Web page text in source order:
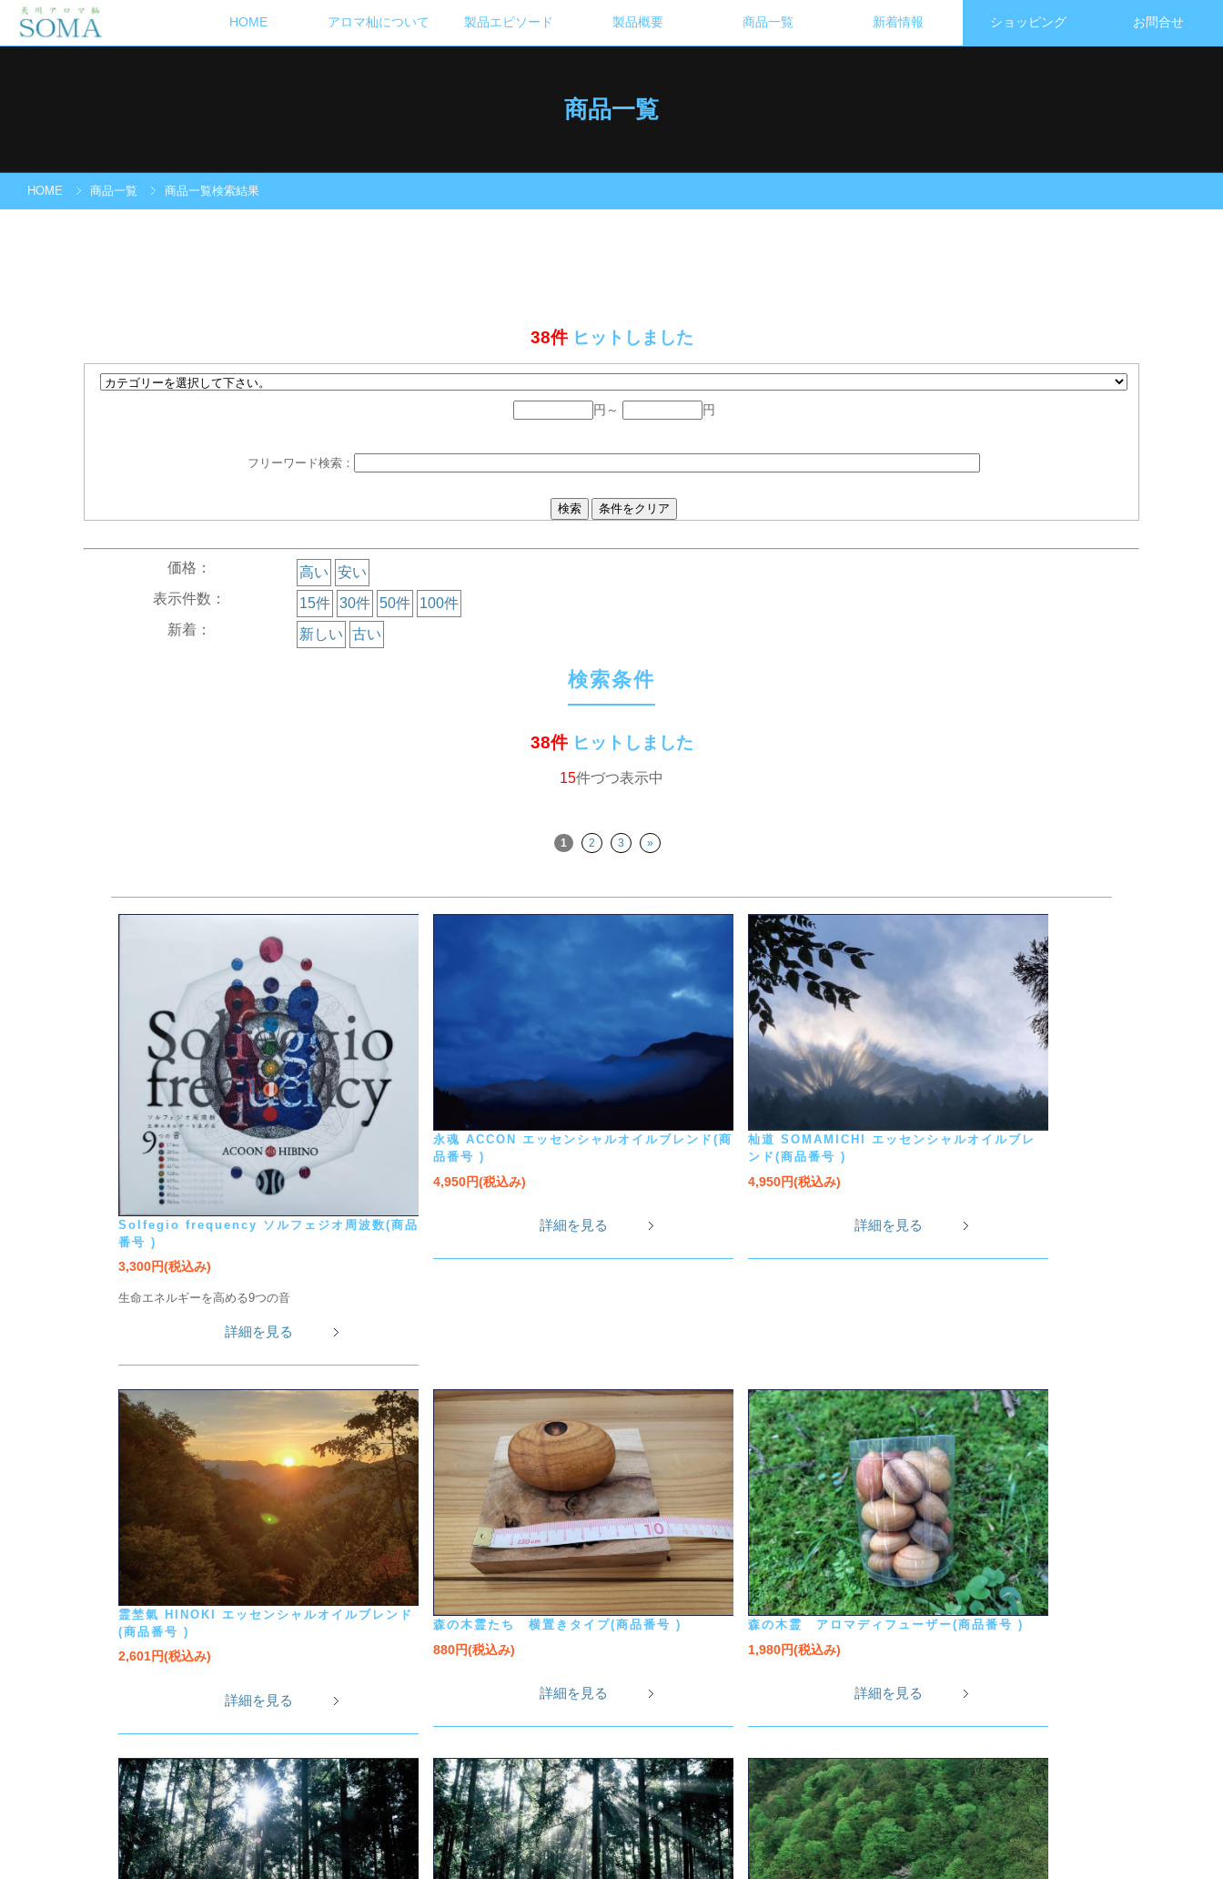
HOME アロマ杣について 製品エピソード 製品概要 商品一覧 新着情報 ショッピング お問合せ
商品一覧
HOME 商品一覧 商品一覧検索結果
38件ヒットしました
円～ 円
フリーワード検索：
価格： 高い
安い
表示件数：
15件 30件 50件
100件
新着：
新しい 古い
検索条件
38件ヒットしました
15件づつ表示中
1 2 3 »
Solfegio frequency ソルフェジオ周波数(商品
番号 )
3,300円(税込み)
生命エネルギーを高める9つの音
詳細を見る
永魂 ACCON エッセンシャルオイルブレンド(商
品番号 )
4,950円(税込み)
詳細を見る
杣道 SOMAMICHI エッセンシャルオイルブレ
ンド(商品番号 )
4,950円(税込み)
詳細を見る
霊埜氣 HINOKI エッセンシャルオイルブレンド
(商品番号 )
2,601円(税込み)
詳細を見る
森の木霊たち 横置きタイプ(商品番号 )
880円(税込み)
詳細を見る
森の木霊 アロマディフューザー(商品番号 )
1,980円(税込み)
詳細を見る